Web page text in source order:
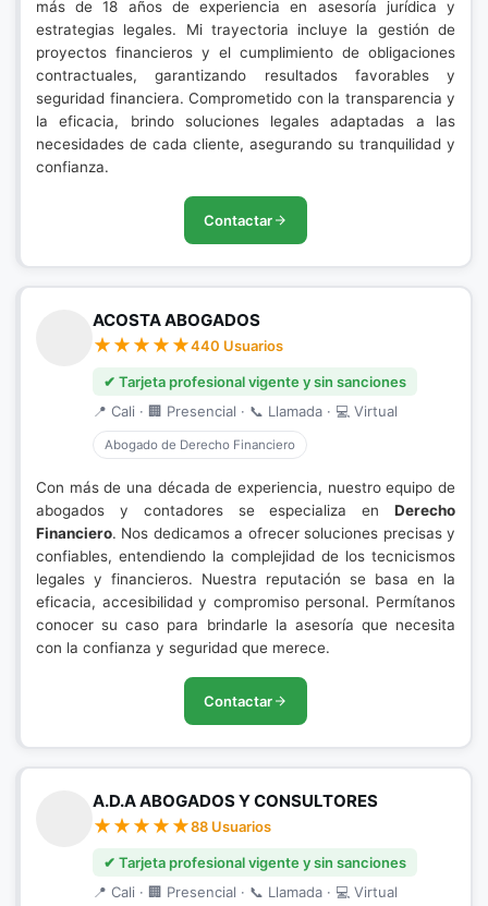
más de 18 años de experiencia en asesoría jurídica y
estrategias legales. Mi trayectoria incluye la gestión de
proyectos financieros y el cumplimiento de obligaciones
contractuales, garantizando resultados favorables y
seguridad financiera. Comprometido con la transparencia y
la eficacia, brindo soluciones legales adaptadas a las
necesidades de cada cliente, asegurando su tranquilidad y
confianza.
Contactar
ACOSTA ABOGADOS
440 Usuarios
✔ Tarjeta profesional vigente y sin sanciones
📍 Cali · 🏢 Presencial · 📞 Llamada · 💻 Virtual
Abogado de Derecho Financiero
Con más de una década de experiencia, nuestro equipo de
abogados y contadores se especializa en Derecho
Financiero. Nos dedicamos a ofrecer soluciones precisas y
confiables, entendiendo la complejidad de los tecnicismos
legales y financieros. Nuestra reputación se basa en la
eficacia, accesibilidad y compromiso personal. Permítanos
conocer su caso para brindarle la asesoría que necesita
con la confianza y seguridad que merece.
Contactar
A.D.A ABOGADOS Y CONSULTORES
88 Usuarios
✔ Tarjeta profesional vigente y sin sanciones
📍 Cali · 🏢 Presencial · 📞 Llamada · 💻 Virtual